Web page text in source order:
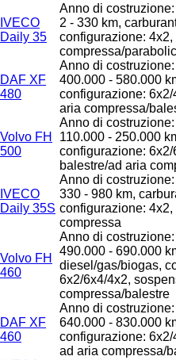
IVECO
Daily 35
Anno di
2 - 330 km,
configurazione:
compressa/
DAF XF
480
Anno di
400.000 - 580.000
configurazione:
aria compressa/
Volvo FH
500
Anno di
110.000 - 250.000
configurazione:
balestre/ad aria
IVECO
Daily 35S
Anno di
330 - 980 km,
configurazione:
compressa
Volvo FH
460
Anno di
490.000 - 690.000
diesel/gas/biogas,
6x2/6x4/4x2,
compressa/balestre
DAF XF
460
Anno di
640.000 - 830.000
configurazione:
ad aria compressa/